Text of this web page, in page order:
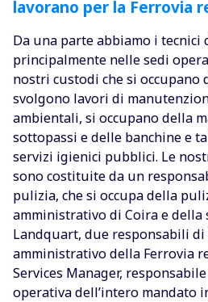
lavorano per la Ferrovia
Da una parte abbiamo i tecnici
principalmente nelle sedi
nostri custodi che si occupano
svolgono lavori di
ambientali, si occupano della
sottopassi e delle banchine e
servizi igienici pubblici. Le
sono costituite da un
pulizia, che si occupa della
amministrativo di Coira e della
Landquart, due responsabili
amministrativo della Ferrovia
Services Manager,
operativa dell’intero mandato